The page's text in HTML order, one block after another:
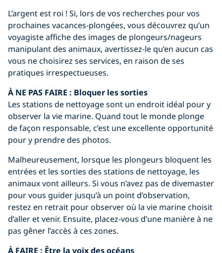
L’argent est roi ! Si, lors de vos recherches pour vos
prochaines vacances-plongées, vous découvrez qu’un
voyagiste affiche des images de plongeurs/nageurs
manipulant des animaux, avertissez-le qu’en aucun cas
vous ne choisirez ses services, en raison de ses
pratiques irrespectueuses.
À NE PAS FAIRE : Bloquer les sorties
Les stations de nettoyage sont un endroit idéal pour y
observer la vie marine. Quand tout le monde plonge
de façon responsable, c’est une excellente opportunité
pour y prendre des photos.
Malheureusement, lorsque les plongeurs bloquent les
entrées et les sorties des stations de nettoyage, les
animaux vont ailleurs. Si vous n’avez pas de divemaster
pour vous guider jusqu’à un point d’observation,
restez en retrait pour observer où la vie marine choisit
d’aller et venir. Ensuite, placez-vous d’une manière à ne
pas gêner l’accès à ces zones.
À FAIRE : Être la voix des océans